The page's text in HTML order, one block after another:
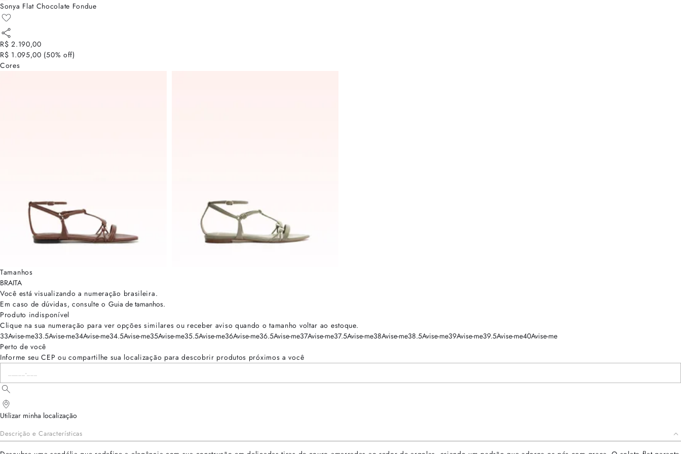
Sonya Flat Chocolate Fondue
R$ 2.190,00
R$ 1.095,00 (50% off)
Cores
Tamanhos
BRAITA
Você está visualizando a numeração brasileira.
Em caso de dúvidas, consulte o Guia de tamanhos.
Produto indisponível
Clique na sua numeração para ver opções similares ou receber aviso quando o tamanho voltar ao estoque.
33Avise-me33.5Avise-me34Avise-me34.5Avise-me35Avise-me35.5Avise-me36Avise-me36.5Avise-me37Avise-me37.5Avise-me38Avise-me38.5Avise-me39Avise-me39.5Avise-me40Avise-me
Perto de você
Informe seu CEP ou compartilhe sua localização para descobrir produtos próximos a você
Utilizar minha localização
Descrição e Características